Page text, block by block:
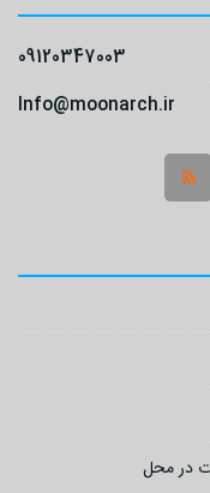
09120347003
Info@moonarch.ir
در محل